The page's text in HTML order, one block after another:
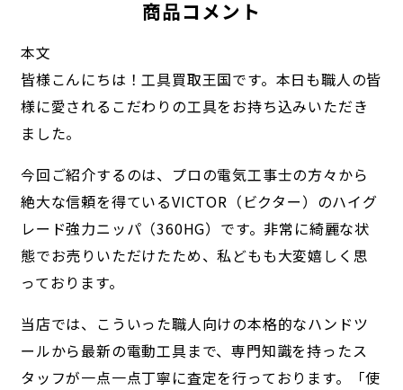
商品コメント
本文
皆様こんにちは！工具買取王国です。本日も職人の皆
様に愛されるこだわりの工具をお持ち込みいただき
ました。
今回ご紹介するのは、プロの電気工事士の方々から
絶大な信頼を得ているVICTOR（ビクター）のハイグ
レード強力ニッパ（360HG）です。非常に綺麗な状
態でお売りいただけたため、私どもも大変嬉しく思
っております。
当店では、こういった職人向けの本格的なハンドツ
ールから最新の電動工具まで、専門知識を持ったス
タッフが一点一点丁寧に査定を行っております。「使